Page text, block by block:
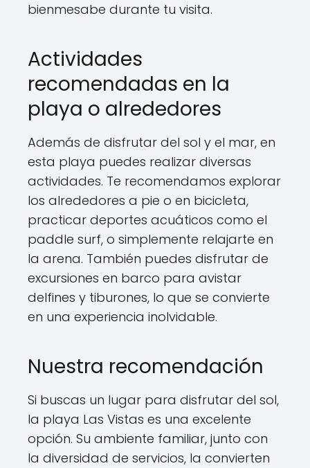
bienmesabe durante tu visita.
Actividades
recomendadas en la
playa o alrededores
Además de disfrutar del sol y el mar, en
esta playa puedes realizar diversas
actividades. Te recomendamos explorar
los alrededores a pie o en bicicleta,
practicar deportes acuáticos como el
paddle surf, o simplemente relajarte en
la arena. También puedes disfrutar de
excursiones en barco para avistar
delfines y tiburones, lo que se convierte
en una experiencia inolvidable.
Nuestra recomendación
Si buscas un lugar para disfrutar del sol,
la playa Las Vistas es una excelente
opción. Su ambiente familiar, junto con
la diversidad de servicios, la convierten